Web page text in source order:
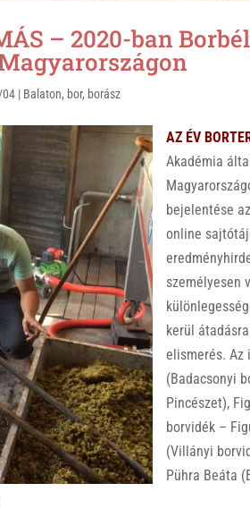
– 2020-ban
| Balaton, bor, borász
AZ ÉV
Akadémia
bejelentése
online
személyesen
kerül
elismerés. Az
(Badacsonyi
Pincészet),
borvidék –
(Villányi
Pühra Beáta